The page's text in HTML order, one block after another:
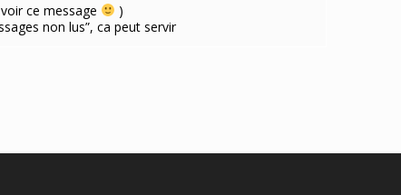
ce message
)
non lus”, ca peut servir